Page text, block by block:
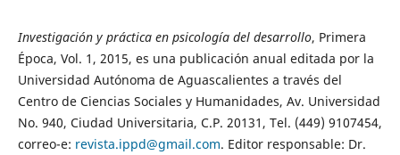
Investigación y práctica en psicología del desarrollo, Primera
Época, Vol. 1, 2015, es una publicación anual editada por la
Universidad Autónoma de Aguascalientes a través del
Centro de Ciencias Sociales y Humanidades, Av. Universidad
No. 940, Ciudad Universitaria, C.P. 20131, Tel. (449) 9107454,
correo-e: revista.ippd@gmail.com. Editor responsable: Dr.